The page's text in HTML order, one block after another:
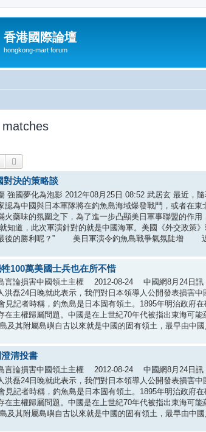
香港國際論壇
hongkong-mart forum
Search
對決的策略談
強國夢化為泡影 2012年08月25日 08:52 武居玄 最近，
認為中國與日本軍隊將在釣魚島海域爆發戰鬥，或者
火藥味的氛圍之下，為了進一步凸顯美日軍事聯盟的作用
知道，此次軍演針對的就是中國海軍。美國《外交政策
後的勝利呢？” 美日軍演令釣魚島戰爭氣氛陡增 近
100萬美國士兵也在所不惜
言論損害中國領土主權 2012-08-24 中國網8月24日訊
洪磊24日晚就此表示，我們對日本領導人公開發表損害
見記者時稱，釣魚島是日本固有領土。1895年明治政府
在主權歸屬問題。中國是在上世紀70年代被指出東海可
及其附屬島嶼自古以來就是中國的固有領土，最早由中
清投書
言論損害中國領土主權 2012-08-24 中國網8月24日訊
洪磊24日晚就此表示，我們對日本領導人公開發表損害
見記者時稱，釣魚島是日本固有領土。1895年明治政府
在主權歸屬問題。中國是在上世紀70年代被指出東海可
及其附屬島嶼自古以來就是中國的固有領土，最早由中國